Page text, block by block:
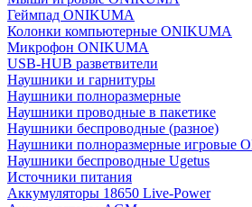
Геймпад ONIKUMA
Колонки компьютерные ONIKUMA
Микрофон ONIKUMA
USB-HUB разветвители
Наушники и гарнитуры
Наушники полноразмерные
Наушники проводные в пакетике
Наушники беспроводные (разное)
Наушники полноразмерные игровые
Наушники беспроводные Ugetus
Источники питания
Аккумуляторы 18650 Live-Power